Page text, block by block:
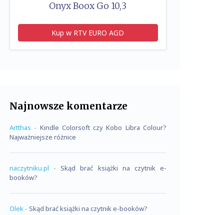
Onyx Boox Go 10,3
Kup w RTV EURO AGD
Najnowsze komentarze
Artthas - Kindle Colorsoft czy Kobo Libra Colour?
Najważniejsze różnice
naczytniku.pl - Skąd brać książki na czytnik e-
booków?
Olek - Skąd brać książki na czytnik e-booków?